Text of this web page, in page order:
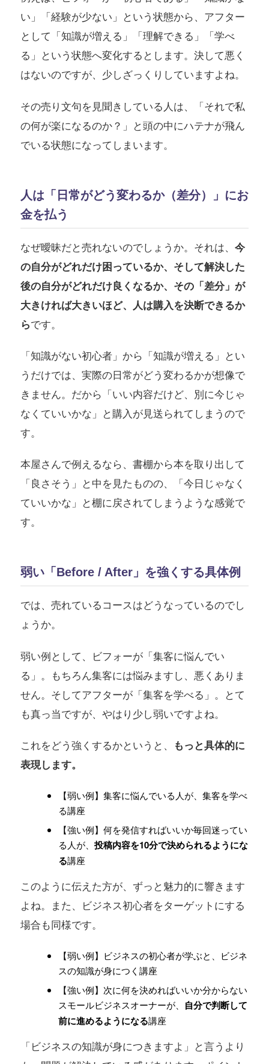
い」「経験が少ない」という状態から、アフター
として「知識が増える」「理解できる」「学べ
る」という状態へ変化するとします。決して悪く
はないのですが、少しざっくりしていますよね。
その売り文句を見聞きしている人は、「それで私
の何が楽になるのか？」と頭の中にハテナが飛ん
でいる状態になってしまいます。
人は「日常がどう変わるか（差分）」にお
金を払う
なぜ曖昧だと売れないのでしょうか。それは、 今
の自分がどれだけ困っているか、そして解決した
後の自分がどれだけ良くなるか、その「差分」が
大きければ大きいほど、人は購入を決断できるか
らです。
「知識がない初心者」から「知識が増える」とい
うだけでは、実際の日常がどう変わるかが想像で
きません。だから「いい内容だけど、別に今じゃ
なくていいかな」と購入が見送られてしまうので
す。
本屋さんで例えるなら、書棚から本を取り出して
「良さそう」と中を見たものの、「今日じゃなく
ていいかな」と棚に戻されてしまうような感覚で
す。
弱い「Before / After」を強くする具体例
では、売れているコースはどうなっているのでし
ょうか。
弱い例として、ビフォーが「集客に悩んでい
る」。もちろん集客には悩みますし、悪くありま
せん。そしてアフターが「集客を学べる」。とて
も真っ当ですが、やはり少し弱いですよね。
これをどう強くするかというと、
もっと具体的に
表現します。
【弱い例】集客に悩んでいる人が、集客を学べ
る講座
【強い例】何を発信すればいいか毎回迷ってい
る人が、 投稿内容を10分で決められるようにな
る講座
このように伝えた方が、ずっと魅力的に響きます
よね。また、ビジネス初心者をターゲットにする
場合も同様です。
【弱い例】ビジネスの初心者が学ぶと、ビジネ
スの知識が身につく講座
【強い例】次に何を決めればいいか分からない
スモールビジネスオーナーが、 自分で判断して
前に進めるようになる講座
「ビジネスの知識が身につきますよ」と言うより